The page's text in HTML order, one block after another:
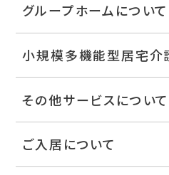
グループホームについて
小規模多機能型居宅介
その他サービスについて
ご入居について